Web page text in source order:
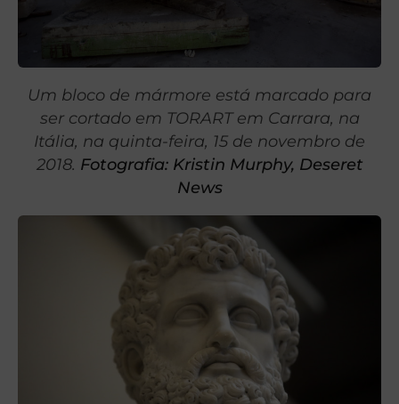
Um bloco de mármore está marcado para
ser cortado em TORART em Carrara, na
Itália, na quinta-feira, 15 de novembro de
2018. Fotografia: Kristin Murphy, Deseret
News